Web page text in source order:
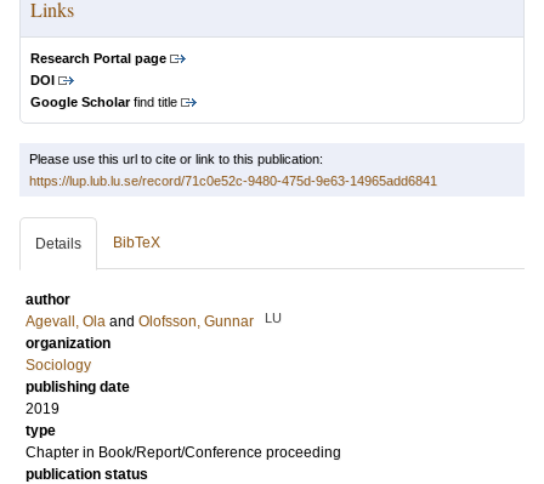
Links
Research Portal page
DOI
Google Scholarfind title
Please use this url to cite or link to this publication:
https://lup.lub.lu.se/record/71c0e52c-9480-475d-9e63-14965add6841
Details BibTeX
author
Agevall, Ola and Olofsson, Gunnar LU
organization
Sociology
publishing date
2019
type
Chapter in Book/Report/Conference proceeding
publication status